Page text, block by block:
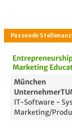
Bewertung
Marketing
München
IT-Software -
Marketing/